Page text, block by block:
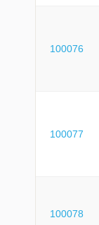
100076
100077
100078